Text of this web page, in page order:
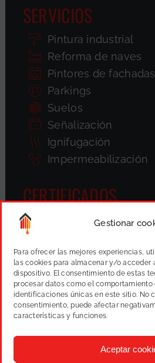
Gestionar
Para ofrecer las mejores experiencias,
las cookies para almacenar y/o acceder
dispositivo. El consentimiento de estas
procesar datos como el comportamiento
identificaciones únicas en este sitio. No
consentimiento, puede afectar
características y funciones.
Aceptar
SERVICIOS
Pintura industrial
Reforma de naves
Pintores de fachadas
Parkings
Suelos
Señalización
Ignifugación
Impermeabilización
CERTIFICADOS